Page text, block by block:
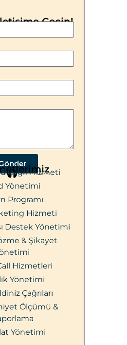
Geçin!
Çağrı Hizmeti
Yönetimi
Programı
Hizmeti
Destek Yönetimi
& Şikayet
Hizmetleri
Yönetimi
Çağrıları
Ölçümü &
Yönetimi